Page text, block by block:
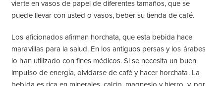
vierte en vasos de papel de diferentes tamaños, que se
puede llevar con usted o vasos, beber su tienda de café.
Los aficionados afirman horchata, que esta bebida hace
maravillas para la salud. En los antiguos persas y los árabes
lo han utilizado con fines médicos. Si se necesita un buen
impulso de energía, olvidarse de café y hacer horchata. La